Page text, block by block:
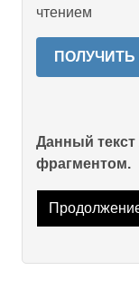
чтением
Данный
фрагментом.